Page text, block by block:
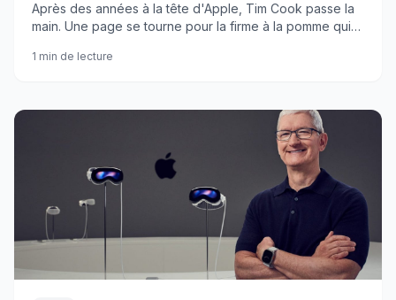
Après des années à la tête d'Apple, Tim Cook passe la
main. Une page se tourne pour la firme à la pomme qui
1 min de lecture